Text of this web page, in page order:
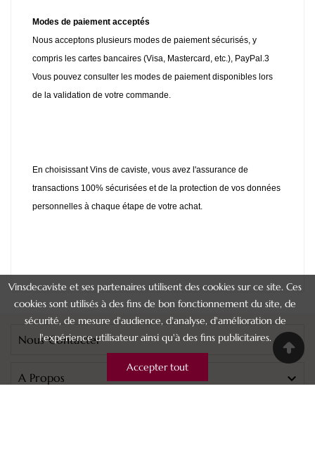
Vinsdecaviste et ses partenaires utilisent des cookies sur ce site. Ces
cookies sont utilisés à des fins de bon fonctionnement du site, de
sécurité, de mesure d'audience, d'analyse, d'amélioration de
l'expérience utilisateur ainsi qu'à des fins publicitaires.
Accepter tout
Modes de paiement acceptés
Nous acceptons plusieurs modes de paiement sécurisés, y
compris les cartes bancaires (Visa, Mastercard, etc.), PayPal.3
Vous pouvez consulter les modes de paiement disponibles lors
de la validation de votre commande.
En choisissant Vins de caviste, vous avez l'assurance de
transactions 100% sécurisées et de la protection de vos données
personnelles à chaque étape de votre achat.
Nous Contacter 
A Propos 